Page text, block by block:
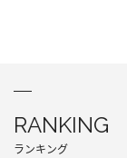
RANKING
ランキング